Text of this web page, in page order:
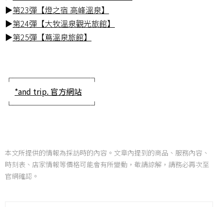
▶第23彈【燈之宿 高峰溫泉】
▶第24彈【大牧溫泉觀光旅館】
▶第25彈【蔦溫泉旅館】
┌──────────┐
*and trip. 官方網站
└──────────┘
本文所提供的情報為採訪時的內容。文章內提到的商品、服務內容、
時刻表、店家情報等價格可能會有所變動，敬請諒解，請務必再次至
官網確認。